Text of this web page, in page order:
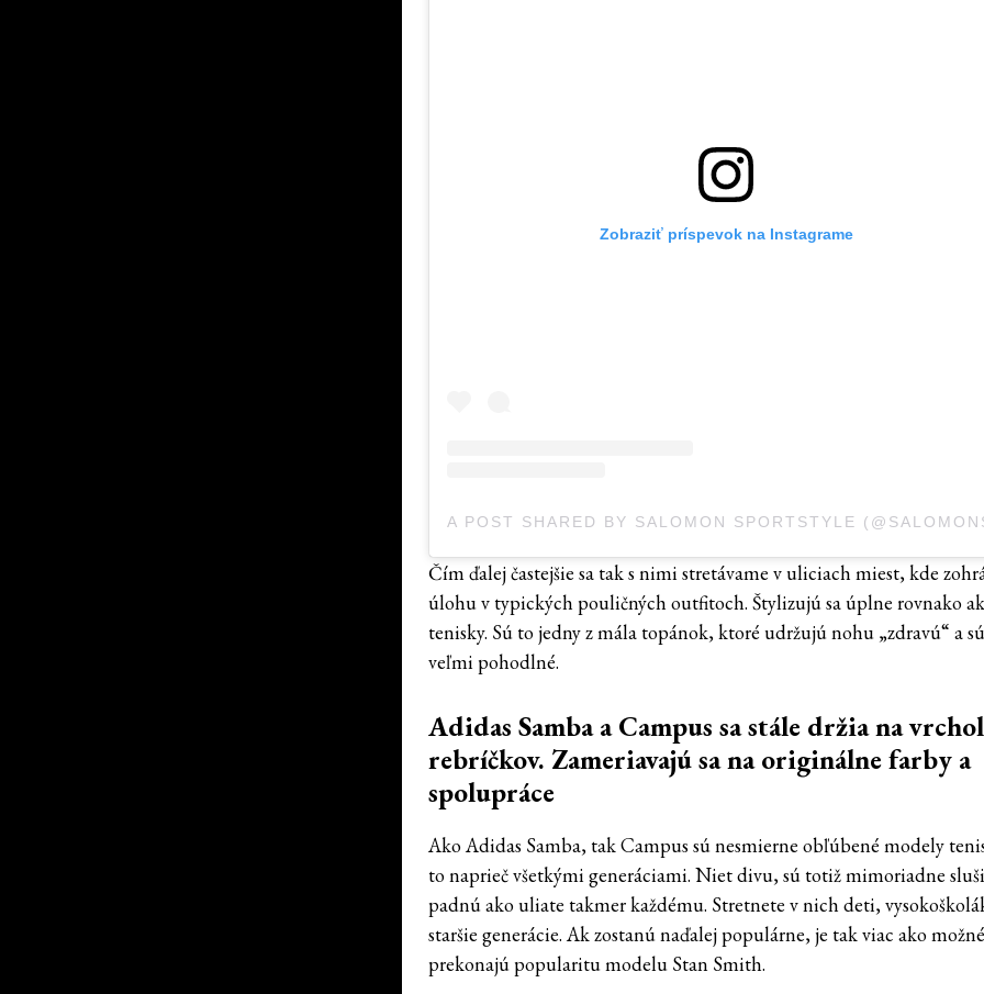
Zobraziť príspevok na Instagrame
Čím ďalej častejšie sa tak s nimi stretávame v uliciach miest, kde
úlohu v typických pouličných outfitoch. Štylizujú sa úplne rovnako
tenisky. Sú to jedny z mála topánok, ktoré udržujú nohu „zdravú“ a
veľmi pohodlné.
Adidas Samba a Campus sa stále držia na
rebríčkov. Zameriavajú sa na originálne farby a
spolupráce
Ako Adidas Samba, tak Campus sú nesmierne obľúbené modely
to naprieč všetkými generáciami. Niet divu, sú totiž mimoriadne
padnú ako uliate takmer každému. Stretnete v nich deti,
staršie generácie. Ak zostanú naďalej populárne, je tak viac ako
prekonajú popularitu modelu Stan Smith.